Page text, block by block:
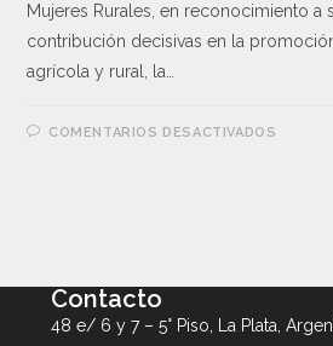
Mujeres Rurales, en reconocimiento a
contribución decisivas en la
agrícola y rural, la…
COMENTARIOS DESACTIVADOS
Contacto
48 e/ 6 y 7 – 5° Piso, La Plata,